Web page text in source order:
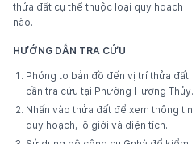
thửa đất cụ thể thuộc loại quy hoạch
nào.
HƯỚNG DẪN TRA CỨU
Phóng to bản đồ đến vị trí thửa đất
cần tra cứu tại Phường Hương Thủy.
Nhấn vào thửa đất để xem thông tin
quy hoạch, lộ giới và diện tích.